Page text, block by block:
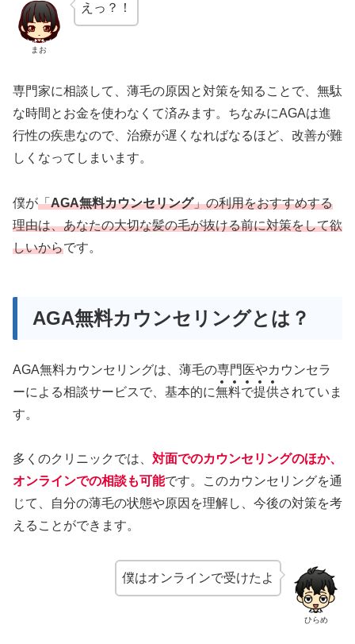
まお
えっ？！
専門家に相談して、薄毛の原因と対策を知ることで、無駄
な時間とお金を使わなくて済みます。ちなみにAGAは進
行性の疾患なので、治療が遅くなればなるほど、改善が難
しくなってしまいます。
僕が「AGA無料カウンセリング」の利用をおすすめする
理由は、あなたの大切な髪の毛が抜ける前に対策をして欲
しいからです。
AGA無料カウンセリングとは？
AGA無料カウンセリングは、薄毛の専門医やカウンセラ
ーによる相談サービスで、基本的に無料で提供されていま
す。
多くのクリニックでは、 対面でのカウンセリングのほか、
オンラインでの相談も可能です。このカウンセリングを通
じて、自分の薄毛の状態や原因を理解し、今後の対策を考
えることができます。
ひらめ
僕はオンラインで受けたよ